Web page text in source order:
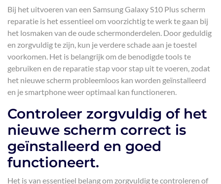
Bij het uitvoeren van een Samsung Galaxy S10 Plus scherm
reparatie is het essentieel om voorzichtig te werk te gaan bij
het losmaken van de oude schermonderdelen. Door geduldig
en zorgvuldig te zijn, kun je verdere schade aan je toestel
voorkomen. Het is belangrijk om de benodigde tools te
gebruiken en de reparatie stap voor stap uit te voeren, zodat
het nieuwe scherm probleemloos kan worden geïnstalleerd
en je smartphone weer optimaal kan functioneren.
Controleer zorgvuldig of het
nieuwe scherm correct is
geïnstalleerd en goed
functioneert.
Het is van essentieel belang om zorgvuldig te controleren of